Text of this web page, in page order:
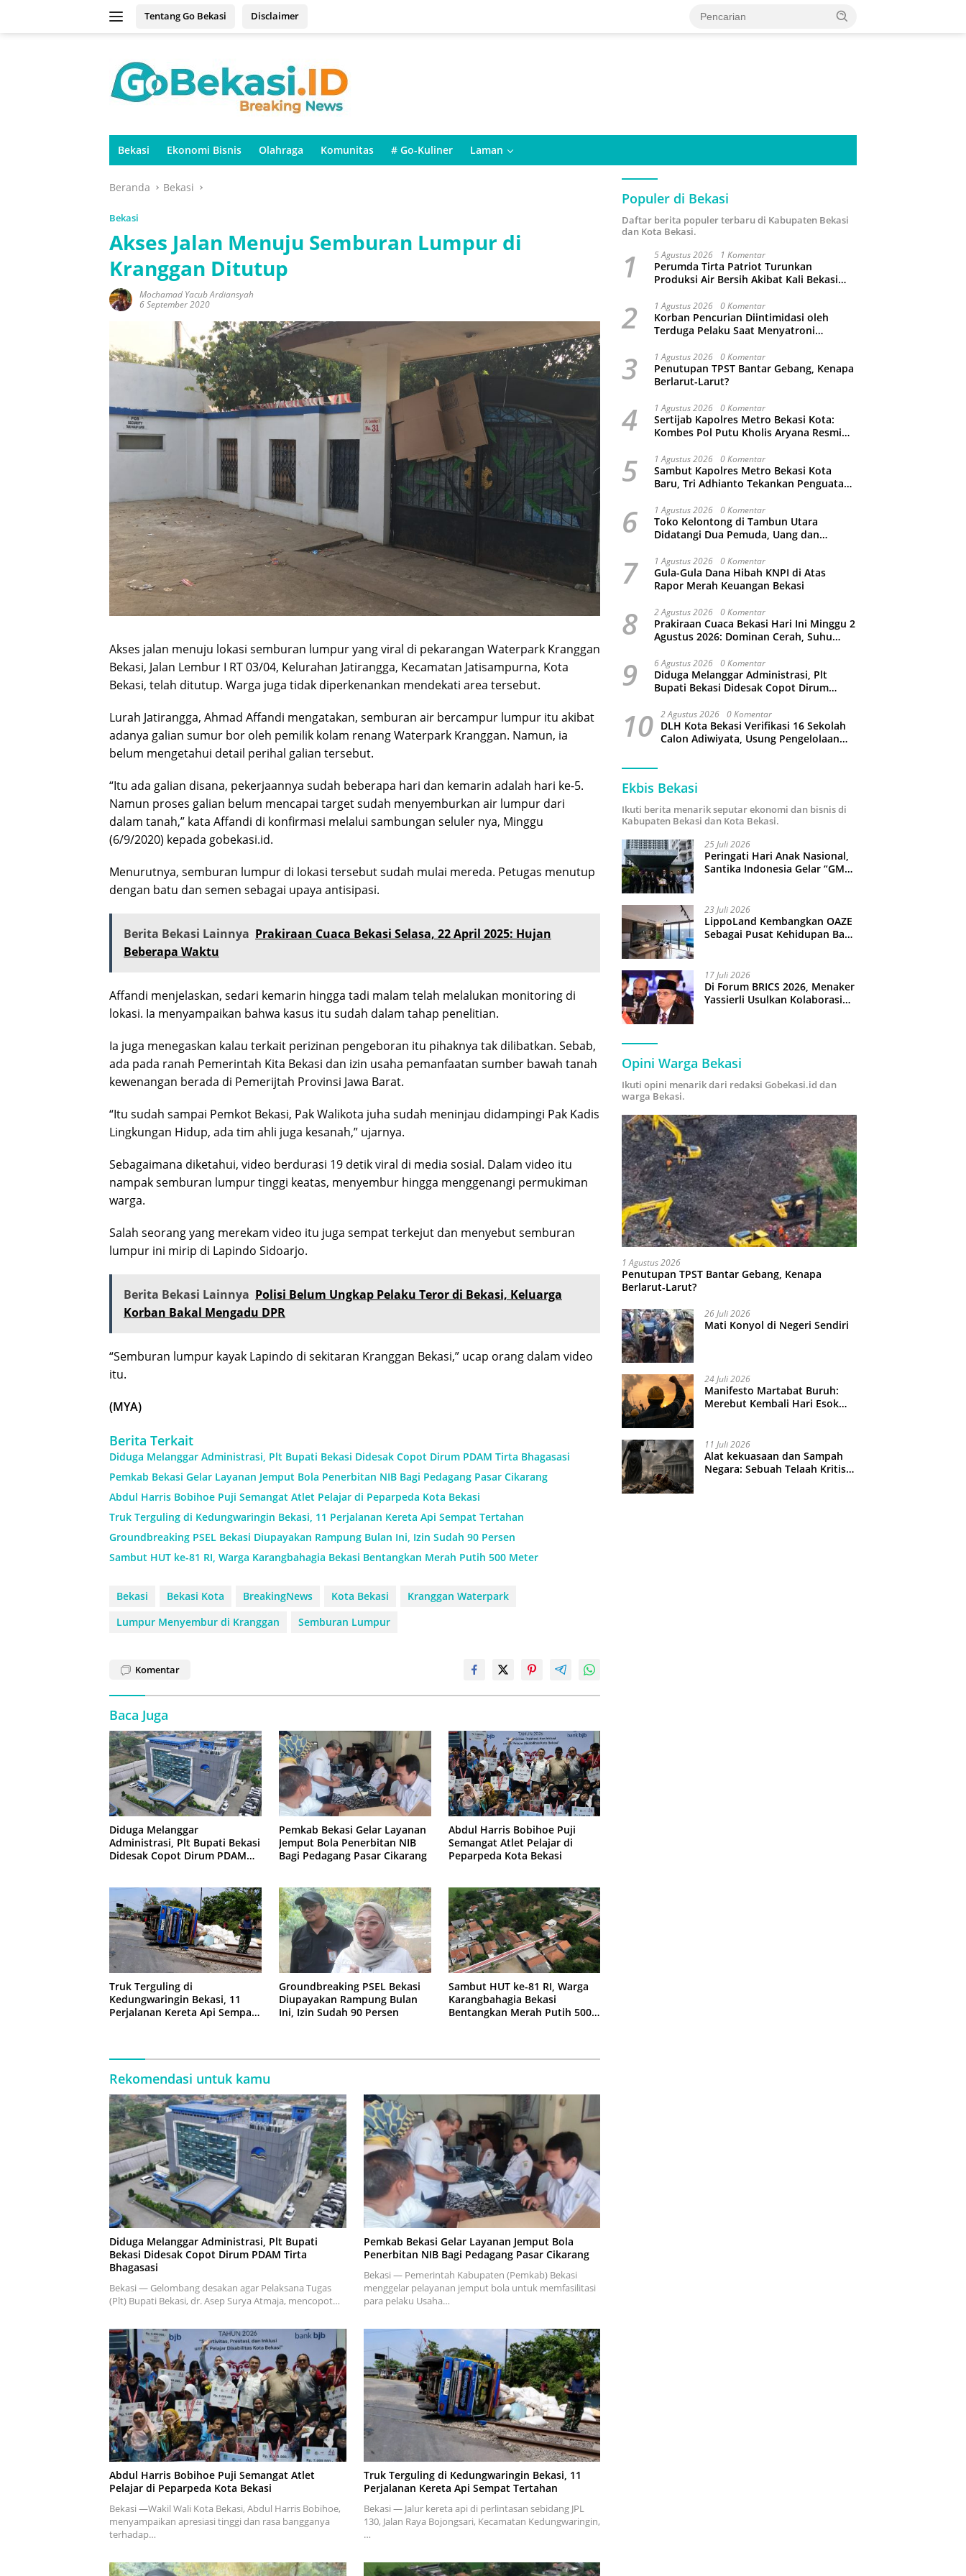
Tentang Go Bekasi Disclaimer
Bekasi Ekonomi Bisnis Olahraga Komunitas # Go-Kuliner Laman
Beranda Bekasi
Bekasi
Akses Jalan Menuju Semburan Lumpur di
Kranggan Ditutup
Mochamad Yacub Ardiansyah
6 September 2020
Akses jalan menuju lokasi semburan lumpur yang viral di pekarangan Waterpark Kranggan
Bekasi, Jalan Lembur I RT 03/04, Kelurahan Jatirangga, Kecamatan Jatisampurna, Kota
Bekasi, telah ditutup. Warga juga tidak diperkenankan mendekati area tersebut.
Lurah Jatirangga, Ahmad Affandi mengatakan, semburan air bercampur lumpur itu akibat
adanya galian sumur bor oleh pemilik kolam renang Waterpark Kranggan. Namun, ia
belum mengetahui detail perihal galian tersebut.
“Itu ada galian disana, pekerjaannya sudah beberapa hari dan kemarin adalah hari ke-5.
Namun proses galian belum mencapai target sudah menyemburkan air lumpur dari
dalam tanah,” kata Affandi di konfirmasi melalui sambungan seluler nya, Minggu
(6/9/2020) kepada gobekasi.id.
Menurutnya, semburan lumpur di lokasi tersebut sudah mulai mereda. Petugas menutup
dengan batu dan semen sebagai upaya antisipasi.
Berita Bekasi Lainnya Prakiraan Cuaca Bekasi Selasa, 22 April 2025: Hujan
Beberapa Waktu
Affandi menjelaskan, sedari kemarin hingga tadi malam telah melalukan monitoring di
lokasi. Ia menyampaikan bahwa kasus itu sudah dalam tahap penelitian.
Ia juga menegaskan kalau terkait perizinan pengeboran itu pihaknya tak dilibatkan. Sebab,
ada pada ranah Pemerintah Kita Bekasi dan izin usaha pemanfaatan sumber bawah tanah
kewenangan berada di Pemerijtah Provinsi Jawa Barat.
“Itu sudah sampai Pemkot Bekasi, Pak Walikota juha sudah meninjau didampingi Pak Kadis
Lingkungan Hidup, ada tim ahli juga kesanah,” ujarnya.
Sebagaimana diketahui, video berdurasi 19 detik viral di media sosial. Dalam video itu
nampak semburan lumpur tinggi keatas, menyembur hingga menggenangi permukiman
warga.
Salah seorang yang merekam video itu juga sempat terkejut dan menyebut semburan
lumpur ini mirip di Lapindo Sidoarjo.
Berita Bekasi Lainnya Polisi Belum Ungkap Pelaku Teror di Bekasi, Keluarga
Korban Bakal Mengadu DPR
“Semburan lumpur kayak Lapindo di sekitaran Kranggan Bekasi,” ucap orang dalam video
itu.
(MYA)
Berita Terkait
Diduga Melanggar Administrasi, Plt Bupati Bekasi Didesak Copot Dirum PDAM Tirta Bhagasasi
Pemkab Bekasi Gelar Layanan Jemput Bola Penerbitan NIB Bagi Pedagang Pasar Cikarang
Abdul Harris Bobihoe Puji Semangat Atlet Pelajar di Peparpeda Kota Bekasi
Truk Terguling di Kedungwaringin Bekasi, 11 Perjalanan Kereta Api Sempat Tertahan
Groundbreaking PSEL Bekasi Diupayakan Rampung Bulan Ini, Izin Sudah 90 Persen
Sambut HUT ke-81 RI, Warga Karangbahagia Bekasi Bentangkan Merah Putih 500 Meter
Bekasi Bekasi Kota BreakingNews Kota Bekasi
Kranggan Waterpark
Lumpur Menyembur di Kranggan
Semburan Lumpur
Komentar
Baca Juga
Diduga Melanggar
Administrasi, Plt Bupati Bekasi
Didesak Copot Dirum PDAM
Pemkab Bekasi Gelar Layanan
Jemput Bola Penerbitan NIB
Bagi Pedagang Pasar Cikarang
Abdul Harris Bobihoe Puji
Semangat Atlet Pelajar di
Peparpeda Kota Bekasi
Truk Terguling di
Kedungwaringin Bekasi, 11
Perjalanan Kereta Api Sempat
Groundbreaking PSEL Bekasi
Diupayakan Rampung Bulan
Ini, Izin Sudah 90 Persen
Sambut HUT ke-81 RI, Warga
Karangbahagia Bekasi
Bentangkan Merah Putih 500
Rekomendasi untuk kamu
Diduga Melanggar Administrasi, Plt Bupati
Bekasi Didesak Copot Dirum PDAM Tirta
Bhagasasi
Bekasi — Gelombang desakan agar Pelaksana Tugas
(Plt) Bupati Bekasi, dr. Asep Surya Atmaja, mencopot…
Pemkab Bekasi Gelar Layanan Jemput Bola
Penerbitan NIB Bagi Pedagang Pasar Cikarang
Bekasi — Pemerintah Kabupaten (Pemkab) Bekasi
menggelar pelayanan jemput bola untuk memfasilitasi
para pelaku Usaha…
Abdul Harris Bobihoe Puji Semangat Atlet
Pelajar di Peparpeda Kota Bekasi
Bekasi —Wakil Wali Kota Bekasi, Abdul Harris Bobihoe,
menyampaikan apresiasi tinggi dan rasa bangganya
terhadap…
Truk Terguling di Kedungwaringin Bekasi, 11
Perjalanan Kereta Api Sempat Tertahan
Bekasi — Jalur kereta api di perlintasan sebidang JPL
130, Jalan Raya Bojongsari, Kecamatan Kedungwaringin,
…
Populer di Bekasi
Daftar berita populer terbaru di Kabupaten Bekasi
dan Kota Bekasi.
1 5 Agustus 2026 1 Komentar
Perumda Tirta Patriot Turunkan
Produksi Air Bersih Akibat Kali Bekasi
2 1 Agustus 2026 0 Komentar
Korban Pencurian Diintimidasi oleh
Terduga Pelaku Saat Menyatroni
Malah Ikut-Ikutan!
3 1 Agustus 2026 0 Komentar
Penutupan TPST Bantar Gebang, Kenapa
Berlarut-Larut?
4 1 Agustus 2026 0 Komentar
Sertijab Kapolres Metro Bekasi Kota:
Kombes Pol Putu Kholis Aryana Resmi
Bintoro
5 1 Agustus 2026 0 Komentar
Sambut Kapolres Metro Bekasi Kota
Baru, Tri Adhianto Tekankan Penguatan
6 1 Agustus 2026 0 Komentar
Toko Kelontong di Tambun Utara
Didatangi Dua Pemuda, Uang dan
7 1 Agustus 2026 0 Komentar
Gula-Gula Dana Hibah KNPI di Atas
Rapor Merah Keuangan Bekasi
8 2 Agustus 2026 0 Komentar
Prakiraan Cuaca Bekasi Hari Ini Minggu 2
Agustus 2026: Dominan Cerah, Suhu
9 6 Agustus 2026 0 Komentar
Diduga Melanggar Administrasi, Plt
Bupati Bekasi Didesak Copot Dirum
10 2 Agustus 2026 0 Komentar
DLH Kota Bekasi Verifikasi 16 Sekolah
Calon Adiwiyata, Usung Pengelolaan
Ekbis Bekasi
Ikuti berita menarik seputar ekonomi dan bisnis di
Kabupaten Bekasi dan Kota Bekasi.
25 Juli 2026
Peringati Hari Anak Nasional,
Santika Indonesia Gelar “GM
23 Juli 2026
LippoLand Kembangkan OAZE
Sebagai Pusat Kehidupan Baru
17 Juli 2026
Di Forum BRICS 2026, Menaker
Yassierli Usulkan Kolaborasi
Opini Warga Bekasi
Ikuti opini menarik dari redaksi Gobekasi.id dan
warga Bekasi.
1 Agustus 2026
Penutupan TPST Bantar Gebang, Kenapa
Berlarut-Larut?
26 Juli 2026
Mati Konyol di Negeri Sendiri
24 Juli 2026
Manifesto Martabat Buruh:
Merebut Kembali Hari Esok
11 Juli 2026
Alat kekuasaan dan Sampah
Negara: Sebuah Telaah Kritis